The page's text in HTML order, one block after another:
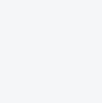
Kindes in seiner
gemeint. Klar will das
das ja auch durchaus
den falschen Mitteln. Aber
Warum ich das mit großer
kleine Mensch wissen,
der Tiefe“ hat, und da
Folgen des eigenen